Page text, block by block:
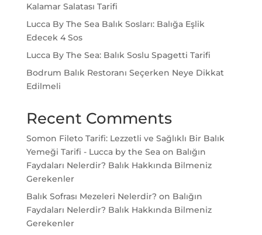
Kalamar Salatası Tarifi
Lucca By The Sea Balık Sosları: Balığa Eşlik
Edecek 4 Sos
Lucca By The Sea: Balık Soslu Spagetti Tarifi
Bodrum Balık Restoranı Seçerken Neye Dikkat
Edilmeli
Recent Comments
Somon Fileto Tarifi: Lezzetli ve Sağlıklı Bir Balık
Yemeği Tarifi - Lucca by the Seaon Balığın
Faydaları Nelerdir? Balık Hakkında Bilmeniz
Gerekenler
Balık Sofrası Mezeleri Nelerdir? on Balığın
Faydaları Nelerdir? Balık Hakkında Bilmeniz
Gerekenler